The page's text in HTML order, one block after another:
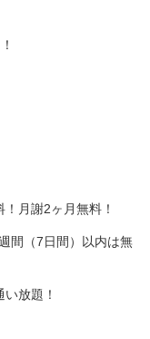
月謝2ヶ月無料！
間（7日間）以内は無
放題！